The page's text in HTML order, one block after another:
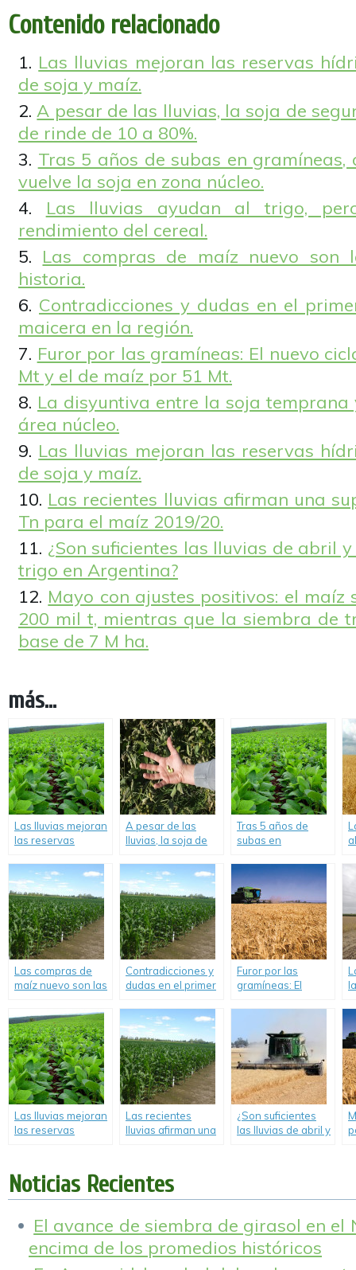
Contenido relacionado
Las lluvias mejoran las reservas
de soja y maíz.
A pesar de las lluvias, la soja de
de rinde de 10 a 80%.
Tras 5 años de subas en gramíneas,
vuelve la soja en zona núcleo.
Las lluvias ayudan al trigo,
rendimiento del cereal.
Las compras de maíz nuevo
historia.
Contradicciones y dudas en el
maicera en la región.
Furor por las gramíneas: El nuevo
Mt y el de maíz por 51 Mt.
La disyuntiva entre la soja
área núcleo.
Las lluvias mejoran las reservas
de soja y maíz.
Las recientes lluvias afirman una
Tn para el maíz 2019/20.
¿Son suficientes las lluvias de abril
trigo en Argentina?
Mayo con ajustes positivos: el maíz
200 mil t, mientras que la siembra de
base de 7 M ha.
más...
Las lluvias mejoran
las reservas
siembra de soja y
maíz.
A pesar de las
lluvias, la soja de
un daño de rinde
de 10 a 80%.
Tras 5 años de
subas en
las rotaciones y
vuelve la soja en
zona núcleo.
Las compras de
maíz nuevo son las
historia.
Contradicciones y
dudas en el primer
maicera en la
región.
Furor por las
gramíneas: El
de maíz por 51 Mt.
Las lluvias mejoran
las reservas
maíz.
Las recientes
lluvias afirman una
¿Son suficientes
las lluvias de abril y
Noticias Recientes
El avance de siembra de girasol en el
encima de los promedios históricos